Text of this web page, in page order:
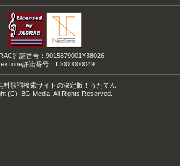
許諾番号：9015879001Y38026
許諾番号：ID000000049
料歌詞検索サイトの決定版！うたてん
(C) IBG Media. All Rights Reserved.